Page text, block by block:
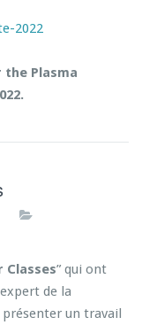
2022
Plasma
Classes” qui ont
de la
un travail